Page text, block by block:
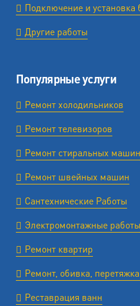
Подключение и установка
Другие работы
Популярные услуги
Ремонт холодильников
Ремонт телевизоров
Ремонт стиральных машин
Ремонт швейных машин
Сантехнические Работы
Электромонтажные работы
Ремонт квартир
Ремонт, обивка,
Реставрация ванн